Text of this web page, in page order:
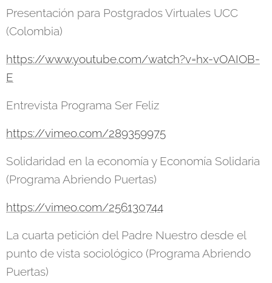
Presentación para Postgrados Virtuales UCC
(Colombia)
https://www.youtube.com/watch?v=hx-vOAIOB-
E
Entrevista Programa Ser Feliz
https://vimeo.com/289359975
Solidaridad en la economía y Economía Solidaria
(Programa Abriendo Puertas)
https://vimeo.com/256130744
La cuarta petición del Padre Nuestro desde el
punto de vista sociológico (Programa Abriendo
Puertas)